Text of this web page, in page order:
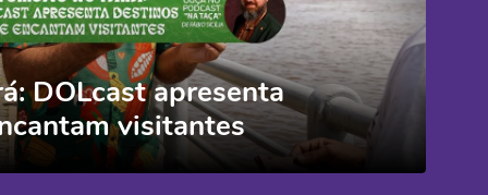
DOLcast apresenta
visitantes